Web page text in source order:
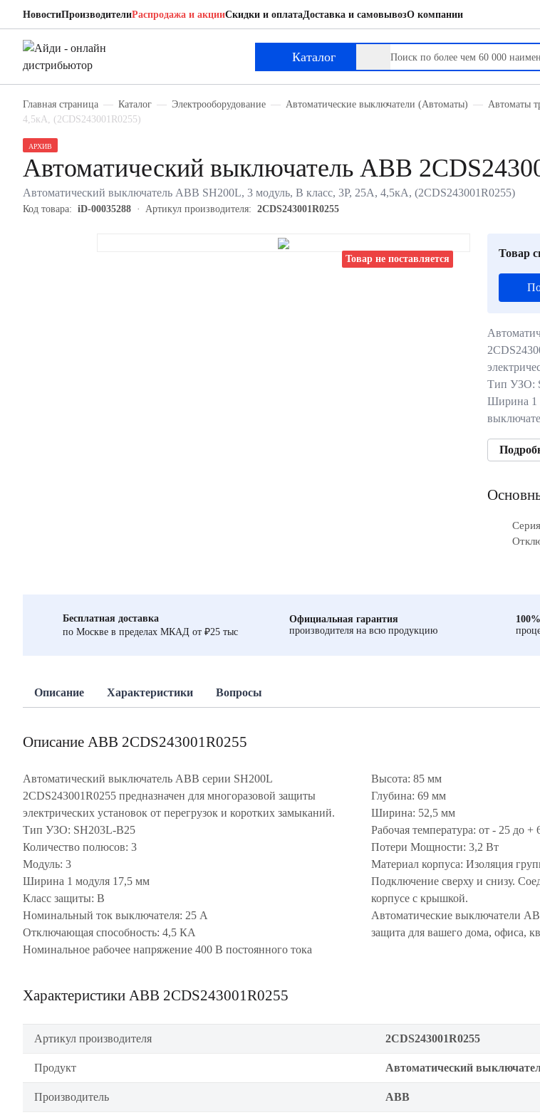
НовостиПроизводителиРаспродажа и акцииСкидки и оплатаДоставка и самовывозО компании
Каталог
Главная страница Каталог Электрооборудование Автоматические выключатели (Автоматы) Автоматы
4,5кА, (2CDS243001R0255)
Товар не поставляется
АРХИВ
Автоматический выключатель ABB
Автоматический выключатель ABB SH200L, 3 модуль, B класс, 3P, 25А, 4,5кА, (2CDS243001R0255)
Код товара: iD-00035288 Артикул производителя: 2CDS243001R0255
Товар
Тип УЗО:
Ширина 1
Бесплатная доставка
по Москве в пределах МКАД от ₽25 тыс
Официальная гарантия
производителя на всю продукцию
Описание Характеристики Вопросы
Описание ABB 2CDS243001R0255
Автоматический выключатель ABB серии SH200L
2CDS243001R0255 предназначен для многоразовой защиты
электрических установок от перегрузок и коротких замыканий.
Тип УЗО: SH203L-B25
Количество полюсов: 3
Модуль: 3
Ширина 1 модуля 17,5 мм
Класс защиты: B
Номинальный ток выключателя: 25 А
Отключающая способность: 4,5 КА
Номинальное рабочее напряжение 400 В постоянного тока
Высота: 85 мм
Глубина: 69 мм
Ширина: 52,5 мм
Рабочая температура: от - 25 до +
Потери Мощности: 3,2 Вт
Материал корпуса: Изоляция
Подключение сверху и снизу.
корпусе с крышкой.
Автоматические выключатели
защита для вашего дома, офиса,
Характеристики ABB 2CDS243001R0255
Артикул производителя 2CDS243001R0255
Продукт Автоматический
Производитель ABB
ABB 2CDS243001R0255
Автоматический выключатель